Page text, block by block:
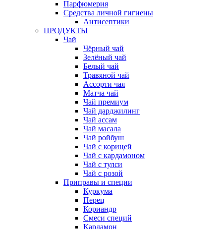
Парфюмерия
Средства личной гигиены
Антисептики
ПРОДУКТЫ
Чай
Чёрный чай
Зелёный чай
Белый чай
Травяной чай
Ассорти чая
Матча чай
Чай премиум
Чай дарджилинг
Чай ассам
Чай масала
Чай ройбуш
Чай с корицей
Чай с кардамоном
Чай с тулси
Чай с розой
Приправы и специи
Куркума
Перец
Кориандр
Смеси специй
Кардамон